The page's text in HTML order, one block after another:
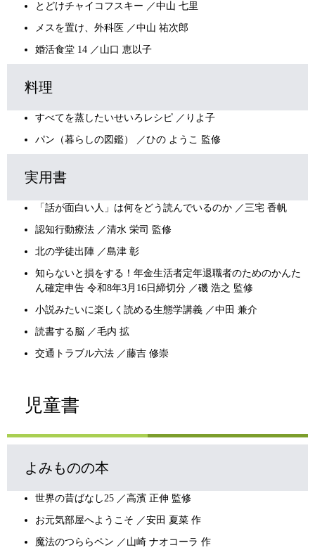
とどけチャイコフスキー ／中山 七里
メスを置け、外科医 ／中山 祐次郎
婚活食堂 14 ／山口 恵以子
料理
すべてを蒸したいせいろレシピ ／りよ子
パン（暮らしの図鑑） ／ひの ようこ 監修
実用書
「話が面白い人」は何をどう読んでいるのか ／三宅 香帆
認知行動療法 ／清水 栄司 監修
北の学徒出陣 ／島津 彰
知らないと損をする！年金生活者定年退職者のためのかんた
ん確定申告 令和8年3月16日締切分 ／磯 浩之 監修
小説みたいに楽しく読める生態学講義 ／中田 兼介
読書する脳 ／毛内 拡
交通トラブル六法 ／藤吉 修崇
児童書
よみものの本
世界の昔ばなし25 ／高濱 正伸 監修
お元気部屋へようこそ ／安田 夏菜 作
魔法のつららペン ／山崎 ナオコーラ 作